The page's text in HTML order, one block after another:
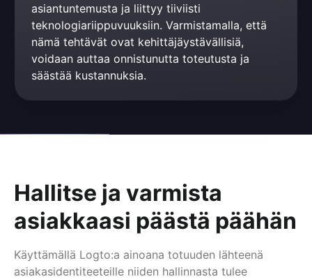
asiantuntemusta ja liittyy tiiviisti
teknologiariippuvuuksiin. Varmistamalla, että
nämä tehtävät ovat kehittäjäystävällisiä,
voidaan auttaa onnistunutta toteutusta ja
säästää kustannuksia.
Hallitse ja varmista
asiakkaasi päästä päähän
Käyttämällä Logto:a ainoana totuuden lähteenä
asiakasidentiteeteille niiden hallinnasta tulee